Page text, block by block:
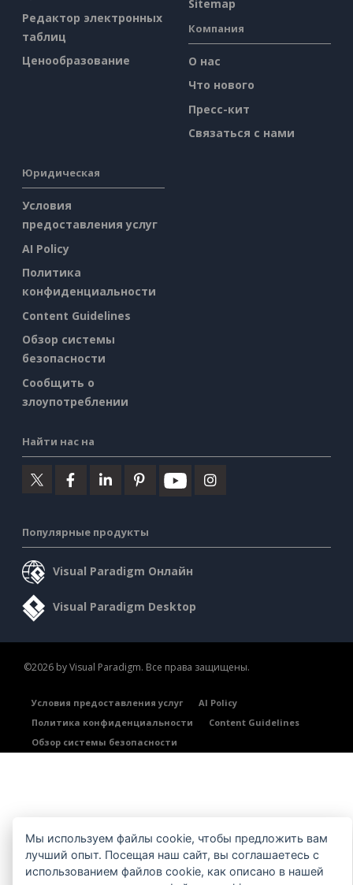
Редактор электронных
таблиц
Ценообразование
Sitemap
Компания
О нас
Что нового
Пресс-кит
Связаться с нами
Юридическая
Условия
предоставления услуг
AI Policy
Политика
конфиденциальности
Content Guidelines
Обзор системы
безопасности
Сообщить о
злоупотреблении
Найти нас на
Популярные продукты
Visual Paradigm Онлайн
Visual Paradigm Desktop
©2026 by Visual Paradigm. Все права защищены.
Условия предоставления услуг
AI Policy
Политика конфиденциальности
Content Guidelines
Обзор системы безопасности
Мы используем файлы cookie, чтобы предложить вам
лучший опыт. Посещая наш сайт, вы соглашаетесь с
использованием файлов cookie, как описано в нашей